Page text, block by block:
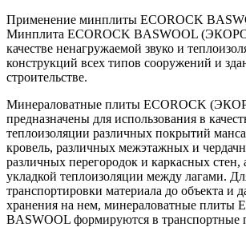
Применение минплиты ECOROCK
Минплита ECOROCK BASWOOL
качестве ненагружаемой звуко и
конструкций всех типов сооружений и
строительстве.
Минераловатные плиты ECOROCK
предназначены для использования в
теплоизоляции различных покрытий
кровель, различных межэтажных и
различных перегородок и каркасных стен,
укладкой теплоизоляции между лагами.
транспортировки материала до объекта и
хранения на нем, минераловатные плиты
BASWOOL формируются в транспортные